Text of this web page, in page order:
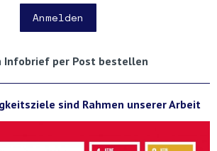
Anmelden
Infobrief per Post bestellen
sind Rahmen unserer Arbeit